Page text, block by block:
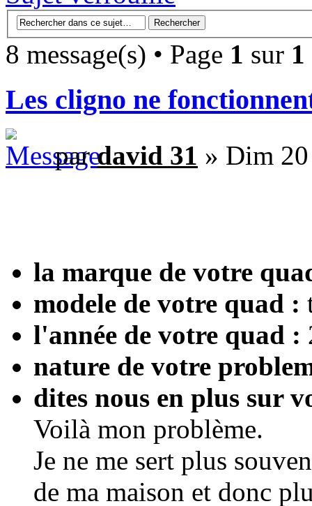
8 message(s) • Page 1 sur 1
Les cligno ne
pardavid 31 » Dim
la marque de votre
modele de votre quad :
l'année de votre quad :
nature de votre
dites nous en plus sur
Voilà mon problème.
Je ne me sert plus
de ma maison et donc